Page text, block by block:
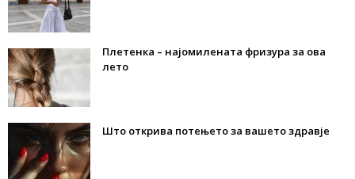
Плетенка – најомилената фризура за ова
лето
Што открива потењето за вашето здравје